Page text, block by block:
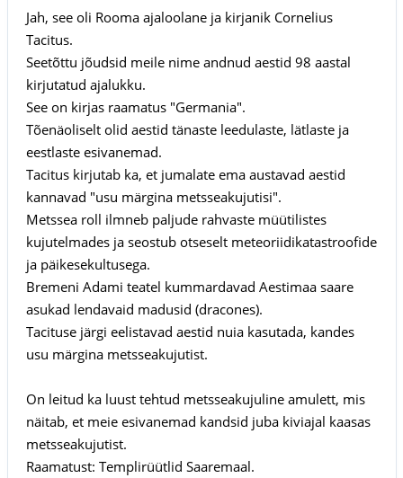
Jah, see oli Rooma ajaloolane ja kirjanik Cornelius
Tacitus.
Seetõttu jõudsid meile nime andnud aestid 98 aastal
kirjutatud ajalukku.
See on kirjas raamatus "Germania".
Tõenäoliselt olid aestid tänaste leedulaste, lätlaste ja
eestlaste esivanemad.
Tacitus kirjutab ka, et jumalate ema austavad aestid
kannavad "usu märgina metsseakujutisi".
Metssea roll ilmneb paljude rahvaste müütilistes
kujutelmades ja seostub otseselt meteoriidikatastroofide
ja päikesekultusega.
Bremeni Adami teatel kummardavad Aestimaa saare
asukad lendavaid madusid (dracones).
Tacituse järgi eelistavad aestid nuia kasutada, kandes
usu märgina metsseakujutist.
On leitud ka luust tehtud metsseakujuline amulett, mis
näitab, et meie esivanemad kandsid juba kiviajal kaasas
metsseakujutist.
Raamatust: Templirüütlid Saaremaal.